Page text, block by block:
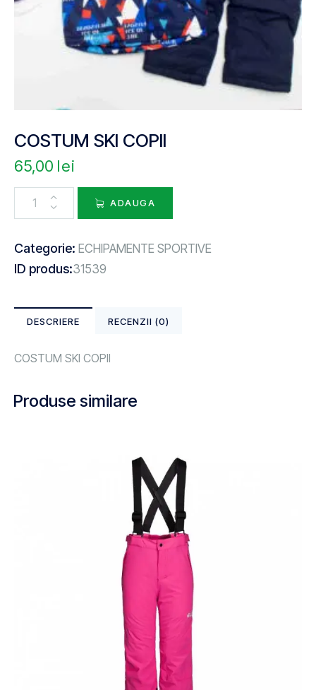
COSTUM SKI COPII
65,00 lei
ADAUGA
Categorie: ECHIPAMENTE SPORTIVE
ID produs:31539
DESCRIERE RECENZII (0)
COSTUM SKI COPII
Produse similare